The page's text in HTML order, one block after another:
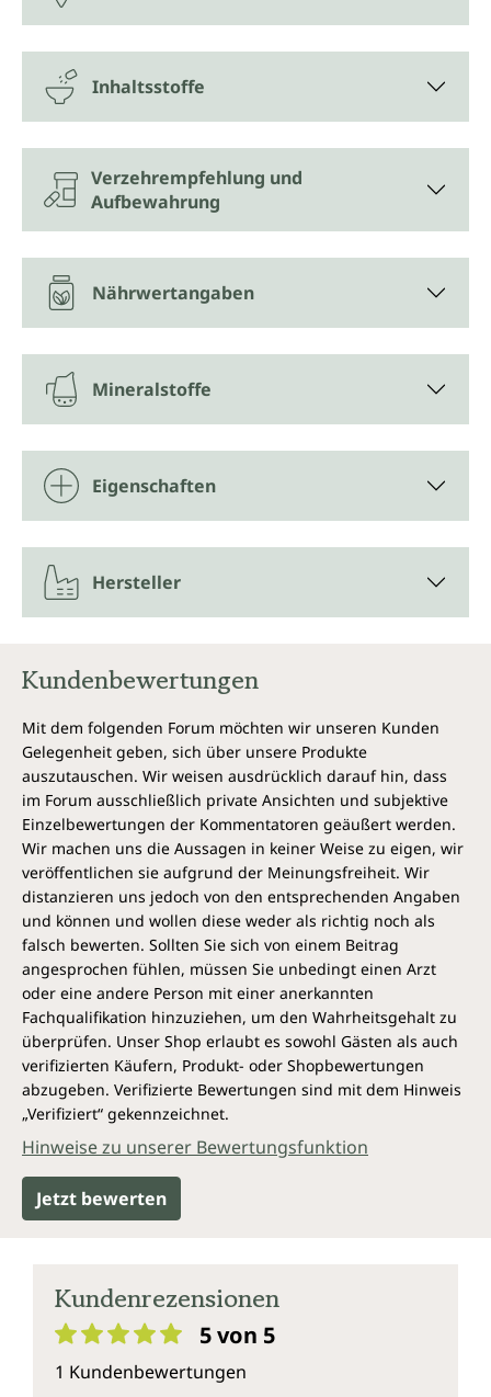
Inhaltsstoffe
Verzehrempfehlung und
Aufbewahrung
Nährwertangaben
Mineralstoffe
Eigenschaften
Hersteller
Kundenbewertungen
Mit dem folgenden Forum möchten wir unseren Kunden
Gelegenheit geben, sich über unsere Produkte
auszutauschen. Wir weisen ausdrücklich darauf hin, dass
im Forum ausschließlich private Ansichten und subjektive
Einzelbewertungen der Kommentatoren geäußert werden.
Wir machen uns die Aussagen in keiner Weise zu eigen, wir
veröffentlichen sie aufgrund der Meinungsfreiheit. Wir
distanzieren uns jedoch von den entsprechenden Angaben
und können und wollen diese weder als richtig noch als
falsch bewerten. Sollten Sie sich von einem Beitrag
angesprochen fühlen, müssen Sie unbedingt einen Arzt
oder eine andere Person mit einer anerkannten
Fachqualifikation hinzuziehen, um den Wahrheitsgehalt zu
überprüfen. Unser Shop erlaubt es sowohl Gästen als auch
verifizierten Käufern, Produkt- oder Shopbewertungen
abzugeben. Verifizierte Bewertungen sind mit dem Hinweis
„Verifiziert“ gekennzeichnet.
Hinweise zu unserer Bewertungsfunktion
Jetzt bewerten
Kundenrezensionen
5 von 5
1 Kundenbewertungen